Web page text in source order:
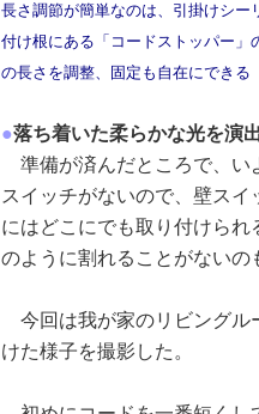
長さ調節が簡単なのは、引掛けシー
付け根にある「コードストッパー」
の長さを調整、固定も自在にできる
●落ち着いた柔らかな光を演
準備が済んだところで、い
スイッチがないので、壁ス
にはどこにでも取り付けら
のように割れることがないの
今回は我が家のリビングル
けた様子を撮影した。